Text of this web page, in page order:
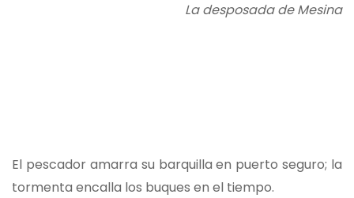
La desposada de Mesina
El pescador amarra su barquilla en puerto seguro; la
tormenta encalla los buques en el tiempo.